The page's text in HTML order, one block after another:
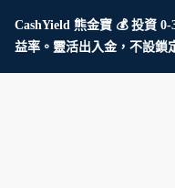
CashYield 熊金寶 💰 投資
益率。靈活出入金，不設鎖